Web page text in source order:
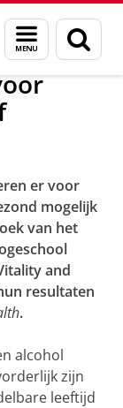
Menu
en
zoeken
er voor
mogelijk
van het
and
resultaten
.
alcohol
zijn
leeftijd